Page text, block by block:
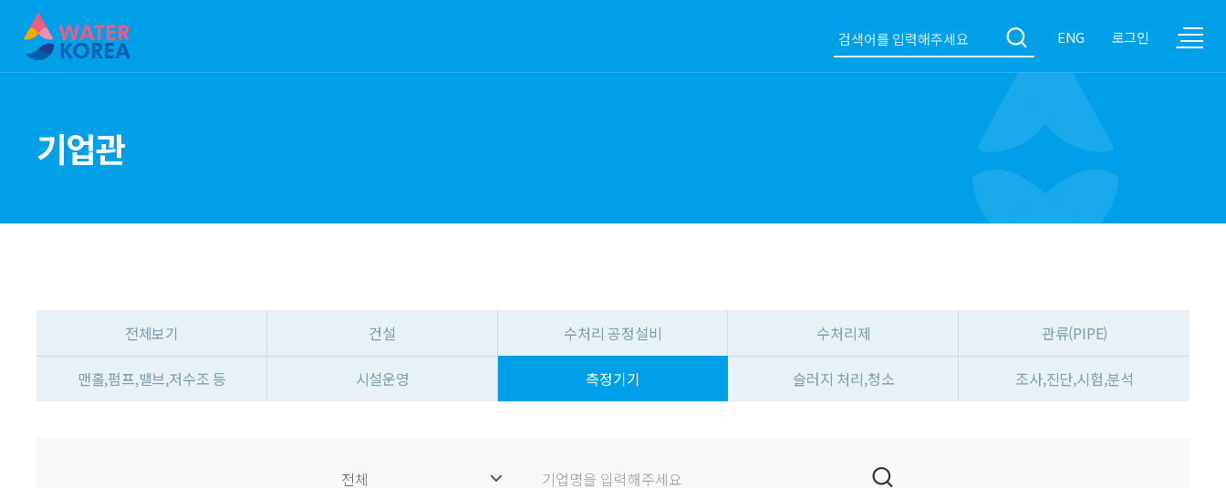
ENG 로그인
기업관
전체보기 건설 수처리 공정설비 수처리제 관류(PIPE)
맨홀,펌프,밸브,저수조 등 시설운영 측정기기 슬러지 처리,청소 조사,진단,시험,분석